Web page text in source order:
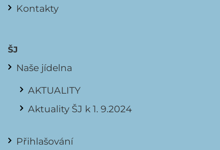
Kontakty
ŠJ
Naše jídelna
AKTUALITY
Aktuality ŠJ k 1. 9.2024
Přihlašování